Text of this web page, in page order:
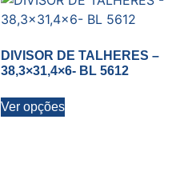
DIVISOR DE TALHERES –
38,3×31,4×6- BL 5612
Ver opções